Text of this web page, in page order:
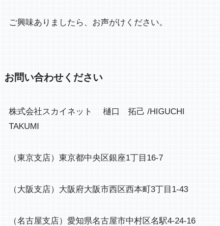
ご興味ありましたら、お声がけください。
お問い合わせください
株式会社スカイネット 樋口 拓己 /HIGUCHI
TAKUMI
（東京支店）東京都中央区銀座1丁目16-7
（大阪支店）大阪府大阪市西区西本町3丁目1-43
（名古屋支店）愛知県名古屋市中村区名駅4-24-16